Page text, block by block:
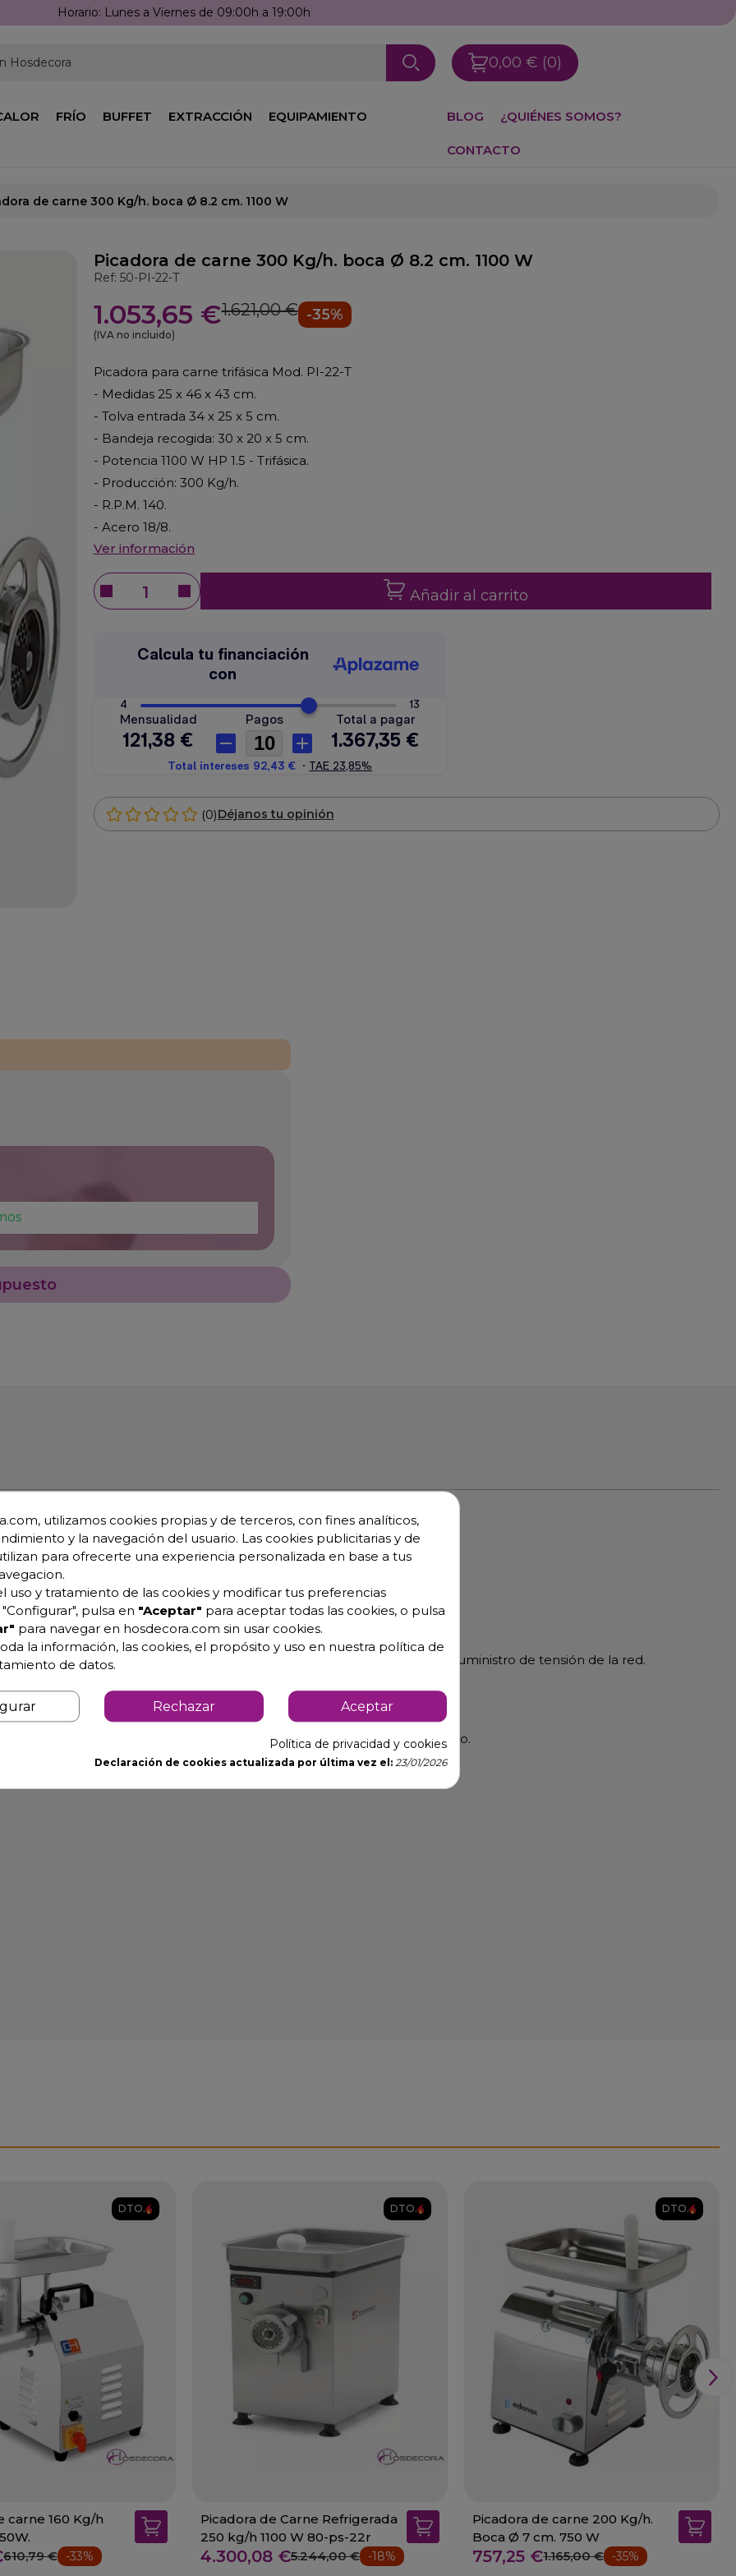
Llámanos: 976 25 59 91
Hosdecora 0,00 € (0)
FRÍO BUFFET EXTRACCIÓN EQUIPAMIENTO BLOG ¿QUIÉNES SOMOS?
CONTACTO
de carne 300 Kg/h. boca Ø 8.2 cm. 1100 W
Picadora de carne 300 Kg/h. boca Ø 8.2 cm. 1100 W
Ref: 50-PI-22-T
1.053,65 €1.621,00 € -35%
(IVA no incluido)
Picadora para carne trifásica Mod. PI-22-T
- Medidas 25 x 46 x 43 cm.
- Tolva entrada 34 x 25 x 5 cm.
- Bandeja recogida: 30 x 20 x 5 cm.
- Potencia 1100 W HP 1.5 - Trifásica.
- Producción: 300 Kg/h.
- R.P.M. 140.
- Acero 18/8.
Ver información
Añadir al carrito
(0)Déjanos tu opinión
en baño de aceite.
accidental del aparato después de una eventual interrupción del suministro de tensión de la red.
autoafilante.
con la carne.
y elemento para ayudar a introducir el producto, de material alimentario.
CE.
DTO.
carne 160 Kg/h
610,79 € -33%
DTO.
Picadora de Carne Refrigerada
250 kg/h 1100 W 80-ps-22r
4.300,08 €5.244,00 € -18%
DTO.
Picadora de carne 200 Kg/h.
Boca Ø 7 cm. 750 W
757,25 €1.165,00 € -35%
utilizamos cookies propias y de terceros, con fines analíticos,
y la navegación del usuario. Las cookies publicitarias y de
para ofrecerte una experiencia personalizada en base a tus
uso y tratamiento de las cookies y modificar tus preferencias
pulsa en "Aceptar" para aceptar todas las cookies, o pulsa
para navegar en hosdecora.com sin usar cookies.
la información, las cookies, el propósito y uso en nuestra política de
de datos.
Rechazar Aceptar
Política de privacidad y cookies
Declaración de cookies actualizada por última vez el: 23/01/2026